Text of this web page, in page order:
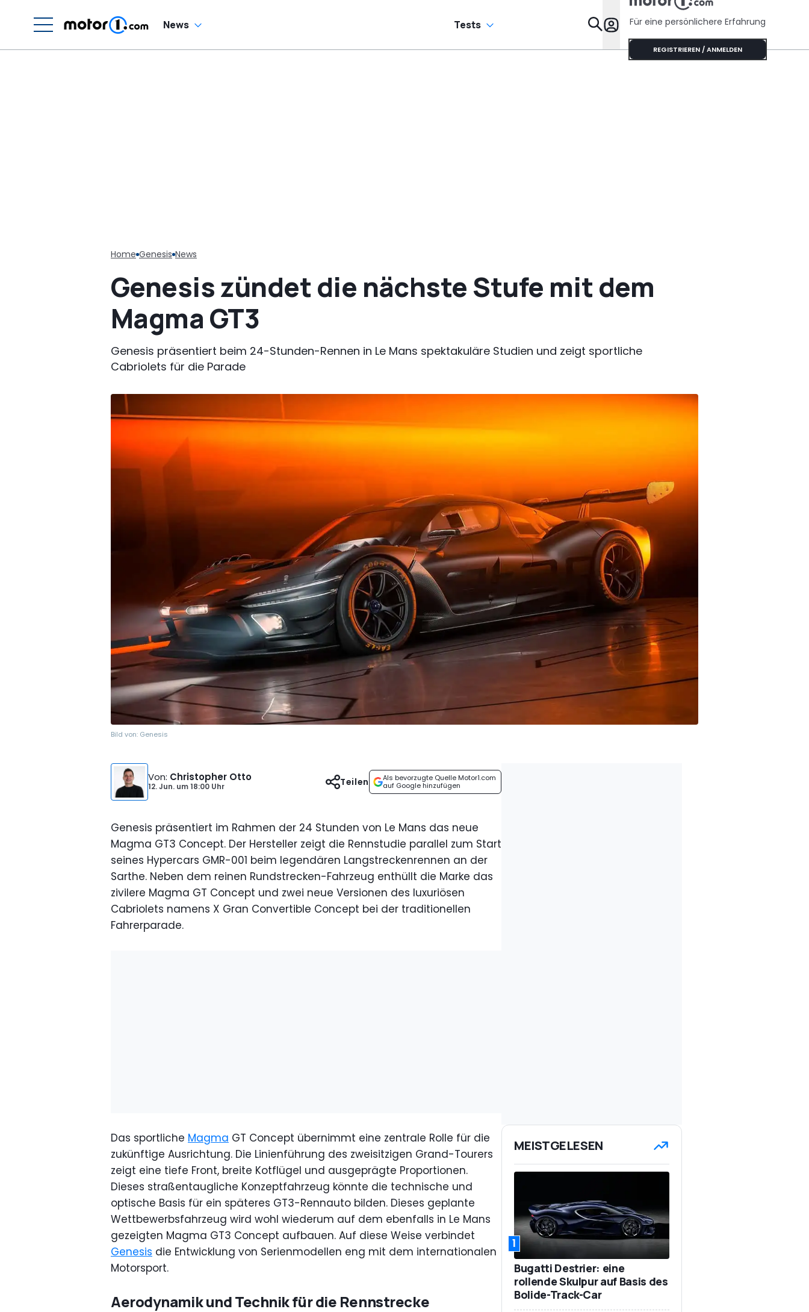
News Tests Specials
Für eine persönlichere Erfahrung
REGISTRIEREN / ANMELDEN
Home Genesis News
Genesis zündet die nächste Stufe mit dem
Magma GT3
Genesis präsentiert beim 24-Stunden-Rennen in Le Mans spektakuläre Studien und zeigt sportliche
Cabriolets für die Parade
Bild von: Genesis
Von: Christopher Otto
12. Jun. um18:00 Uhr
Als bevorzugte Quelle Motor1.com
auf Google hinzufügen
Teilen
Genesis präsentiert im Rahmen der 24 Stunden von Le Mans das neue
Magma GT3 Concept. Der Hersteller zeigt die Rennstudie parallel zum Start
seines Hypercars GMR-001 beim legendären Langstreckenrennen an der
Sarthe. Neben dem reinen Rundstrecken-Fahrzeug enthüllt die Marke das
zivilere Magma GT Concept und zwei neue Versionen des luxuriösen
Cabriolets namens X Gran Convertible Concept bei der traditionellen
Fahrerparade.
Das sportliche Magma GT Concept übernimmt eine zentrale Rolle für die
zukünftige Ausrichtung. Die Linienführung des zweisitzigen Grand-Tourers
zeigt eine tiefe Front, breite Kotflügel und ausgeprägte Proportionen.
Dieses straßentaugliche Konzeptfahrzeug könnte die technische und
optische Basis für ein späteres GT3-Rennauto bilden. Dieses geplante
Wettbewerbsfahrzeug wird wohl wiederum auf dem ebenfalls in Le Mans
gezeigten Magma GT3 Concept aufbauen. Auf diese Weise verbindet
Genesis die Entwicklung von Serienmodellen eng mit dem internationalen
Motorsport.
Aerodynamik und Technik für die Rennstrecke
MEISTGELESEN
1
Bugatti Destrier: eine
rollende Skulpur auf Basis des
Bolide-Track-Car